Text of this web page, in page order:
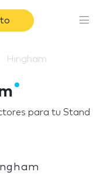
Hingham
para tu Stand